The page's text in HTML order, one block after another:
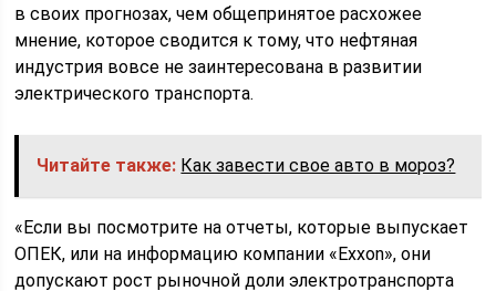
в своих прогнозах, чем общепринятое расхожее
мнение, которое сводится к тому, что нефтяная
индустрия вовсе не заинтересована в развитии
электрического транспорта.
Читайте также: Как завести свое авто в мороз?
«Если вы посмотрите на отчеты, которые выпускает
ОПЕК, или на информацию компании «Exxon», они
допускают рост рыночной доли электротранспорта